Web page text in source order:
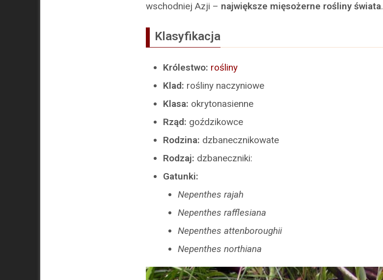
wschodniej Azji – największe mięsożerne rośliny świata.
Klasyfikacja
Królestwo: rośliny
Klad: rośliny naczyniowe
Klasa: okrytonasienne
Rząd: goździkowce
Rodzina: dzbanecznikowate
Rodzaj: dzbaneczniki:
Gatunki:
Nepenthes rajah
Nepenthes rafflesiana
Nepenthes attenboroughii
Nepenthes northiana